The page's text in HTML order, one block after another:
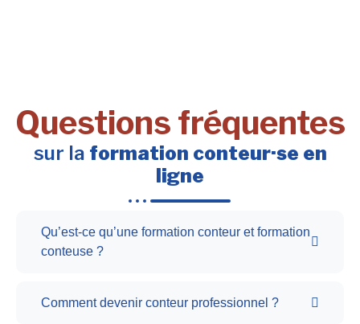
Questions fréquentes
sur la formation conteur·se en
ligne
Qu’est-ce qu’une formation conteur et formation
conteuse ?
Comment devenir conteur professionnel ?